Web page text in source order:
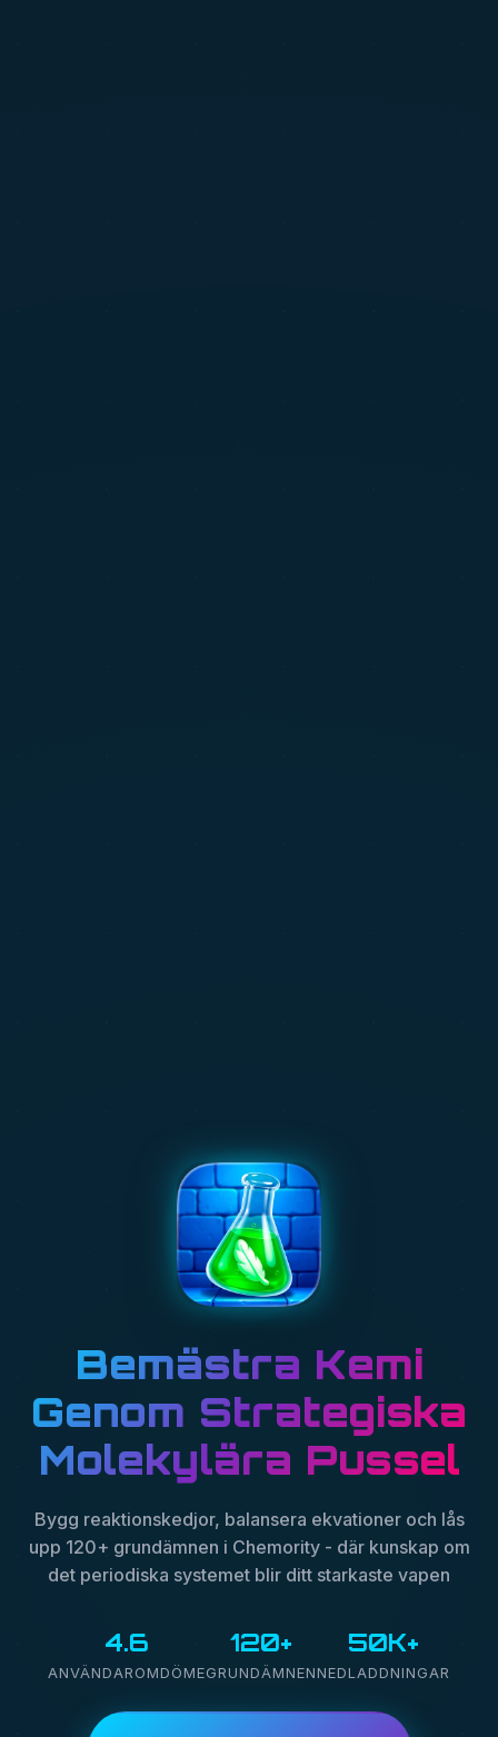
Bemästra Kemi
Genom Strategiska
Molekylära Pussel
Bygg reaktionskedjor, balansera ekvationer och lås
upp 120+ grundämnen i Chemority - där kunskap om
det periodiska systemet blir ditt starkaste vapen
4.6
ANVÄNDAROMDÖME
120+
GRUNDÄMNEN
50K+
NEDLADDNINGAR